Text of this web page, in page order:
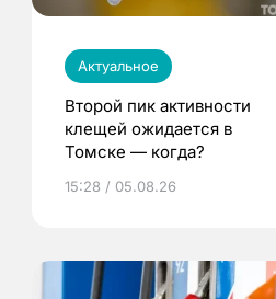
Актуальное
Второй пик активности
клещей ожидается в
Томске — когда?
15:28 / 05.08.26